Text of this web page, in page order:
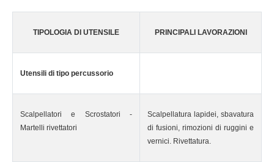
TIPOLOGIA DI UTENSILE PRINCIPALI LAVORAZIONI
Utensili di tipo percussorio
Scalpellatori e Scrostatori -
Martelli rivettatori
Scalpellatura lapidei, sbavatura
di fusioni, rimozioni di ruggini e
vernici. Rivettatura.